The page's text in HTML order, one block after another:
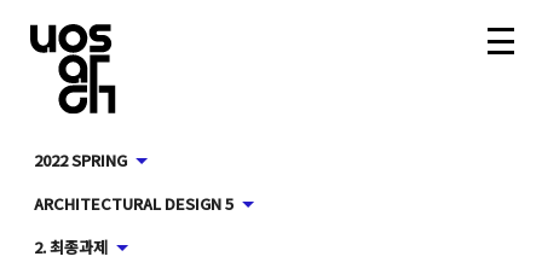
2022 SPRING
ARCHITECTURAL DESIGN 5
2. 최종과제